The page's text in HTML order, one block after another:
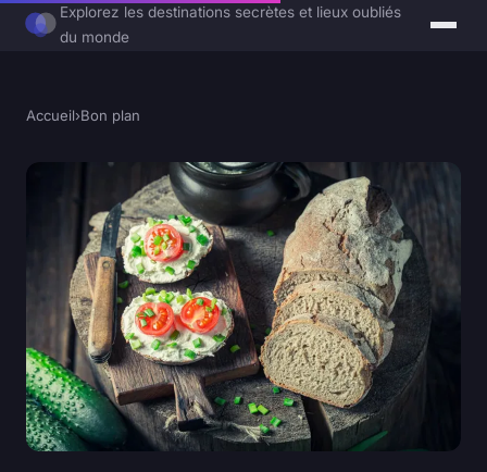
Explorez les destinations secrètes et lieux oubliés
du monde
Accueil›Bon plan